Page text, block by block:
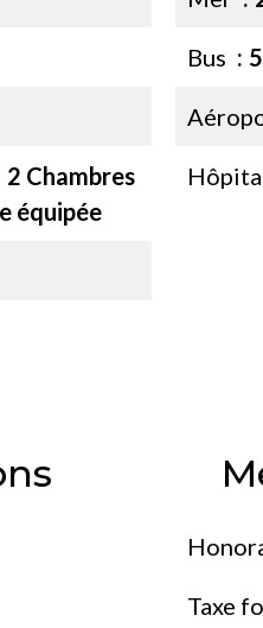
2 Chambres
équipée
Bus
Taxe